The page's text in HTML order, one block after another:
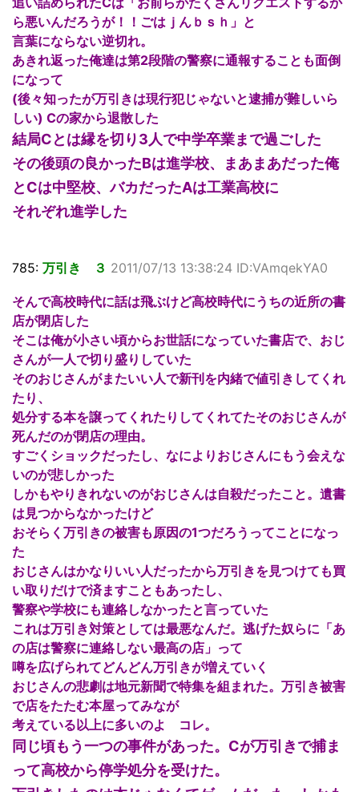
ら悪いんだろうが！！ごはｊんｂｓｈ」と
言葉にならない逆切れ。
あきれ返った俺達は第2段階の警察に通報することも面倒
になって
(後々知ったが万引きは現行犯じゃないと逮捕が難しいら
しい) Cの家から退散した
結局Cとは縁を切り3人で中学卒業まで過ごした
その後頭の良かったBは進学校、まあまあだった俺
とCは中堅校、バカだったAは工業高校に
それぞれ進学した
785: 万引き ３ 2011/07/13 13:38:24 ID:VAmqekYA0
そんで高校時代に話は飛ぶけど高校時代にうちの近所の書
店が閉店した
そこは俺が小さい頃からお世話になっていた書店で、おじ
さんが一人で切り盛りしていた
そのおじさんがまたいい人で新刊を内緒で値引きしてくれ
たり、
処分する本を譲ってくれたりしてくれてたそのおじさんが
死んだのが閉店の理由。
すごくショックだったし、なによりおじさんにもう会えな
いのが悲しかった
しかもやりきれないのがおじさんは自殺だったこと。遺書
は見つからなかったけど
おそらく万引きの被害も原因の1つだろうってことになっ
た
おじさんはかなりいい人だったから万引きを見つけても買
い取りだけで済ますこともあったし、
警察や学校にも連絡しなかったと言っていた
これは万引き対策としては最悪なんだ。逃げた奴らに「あ
の店は警察に連絡しない最高の店」って
噂を広げられてどんどん万引きが増えていく
おじさんの悲劇は地元新聞で特集を組まれた。万引き被害
で店をたたむ本屋ってみなが
考えている以上に多いのよ コレ。
同じ頃もう一つの事件があった。Cが万引きで捕ま
って高校から停学処分を受けた。